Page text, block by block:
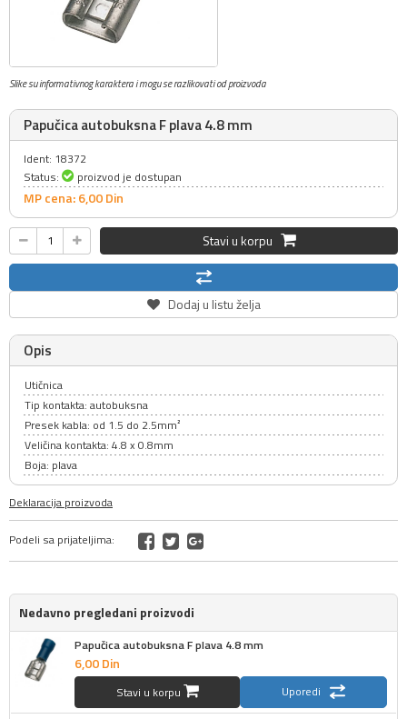
Slike su informativnog karaktera i mogu se razlikovati od proizvoda
Papučica autobuksna F plava 4.8 mm
Ident: 18372
Status:
proizvod je dostupan
MP cena: 6,00Din
Stavi u korpu
Dodaj u listu želja
Opis
Utičnica
Tip kontakta: autobuksna
Presek kabla: od 1.5 do 2.5mm²
Veličina kontakta: 4.8 x 0.8mm
Boja: plava
Deklaracija proizvoda
Podeli sa prijateljima:
Nedavno pregledani proizvodi
Papučica autobuksna F plava 4.8 mm
6,00Din
Stavi u korpu Uporedi